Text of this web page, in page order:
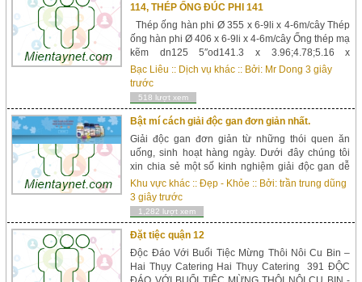
114, THÉP ỐNG ĐÚC PHI 141
Thép ống hàn phi Ø 355 x 6-9li x 4-6m/cây Thép
ống hàn phi Ø 406 x 6-9li x 4-6m/cây Ống thép mạ
kẽm dn125 5″od141.3 x 3.96;4.78;5.16 x
6000mm Ống thép mạ kẽm dn150 6″od168.3 x
3.96;4.78;5.16 x 6000mm Ống thép mạ kẽm
dn200 8″od219.1 x 3.96;4.78;5.16;6.35 x 600...
Bạc Liêu :: Dịch vụ khác :: Bởi: Mr Dong 3 giây
trước
518 lượt xem
Bật mí cách giải độc gan đơn giản nhất.
Giải độc gan đơn giản từ những thói quen ăn
uống, sinh hoạt hàng ngày. Dưới đây chúng tôi
xin chia sẻ một số kinh nghiệm giải độc gan dễ
thực hiện và hiệu quả. Giải độc gan là thuật ngữ
nghe có vẻ phức tạp nhưng thực hiện công việc
này kh&o...
Khu vực khác ::Đẹp - Khỏe :: Bởi:trần trung dũng
3 giây trước
1,282 lượt xem
Đặt tiệc quận 12
Độc Đáo Với Buổi Tiệc Mừng Thôi Nôi Cu Bin –
Hai Thụy Catering Hai Thụy Catering 391 ĐỘC